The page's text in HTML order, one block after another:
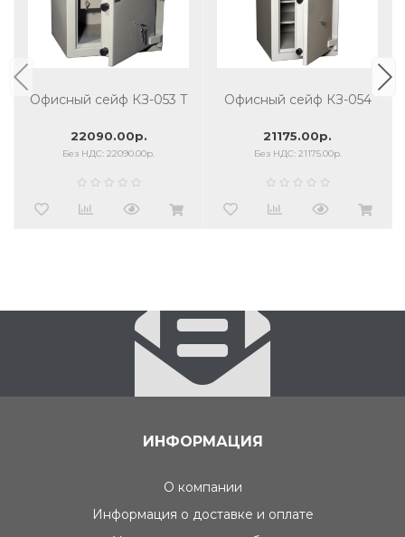
Офисный сейф КЗ-053 Т
22090.00р.
Без НДС: 22090.00р.
Офисный сейф КЗ-054
21175.00р.
Без НДС: 21175.00р.
ИНФОРМАЦИЯ
О компании
Информация о доставке и оплате